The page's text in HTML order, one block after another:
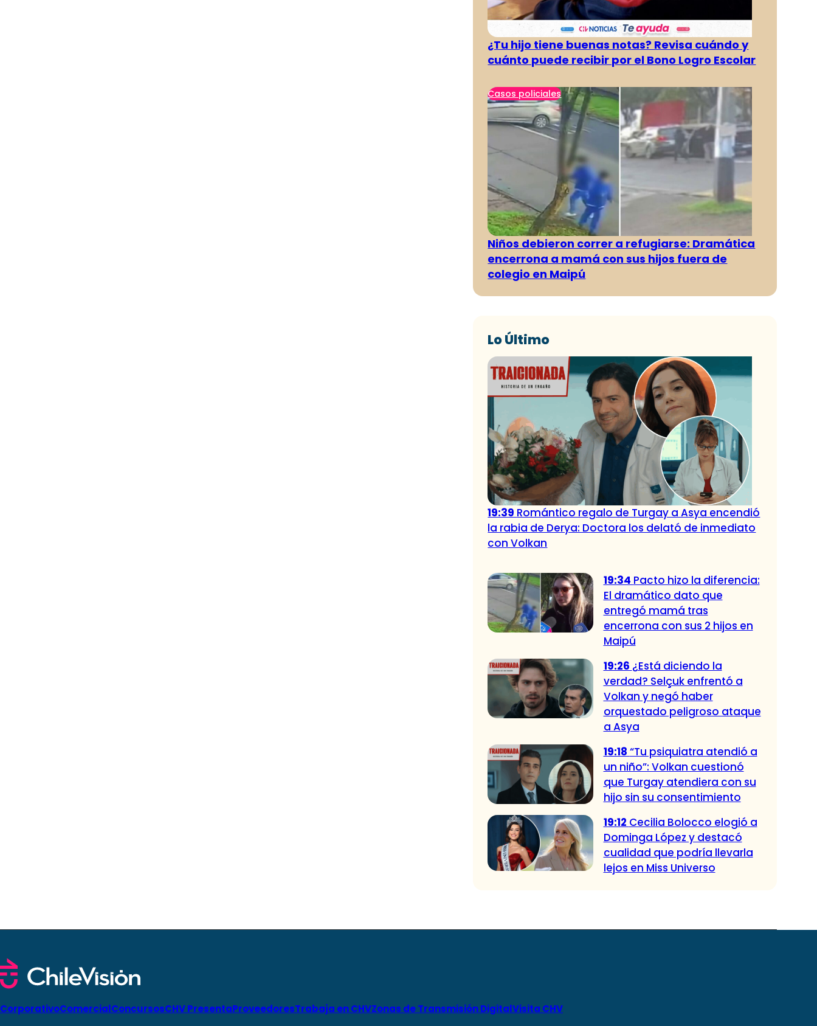
¿Tu hijo tiene buenas notas? Revisa cuándo y
cuánto puede recibir por el Bono Logro Escolar
Casos policiales
Niños debieron correr a refugiarse: Dramática
encerrona a mamá con sus hijos fuera de
colegio en Maipú
Lo Último
19:39 Romántico regalo de Turgay a Asya encendió
la rabia de Derya: Doctora los delató de inmediato
con Volkan
19:34 Pacto hizo la diferencia:
El dramático dato que
entregó mamá tras
encerrona con sus 2 hijos en
Maipú
19:26 ¿Está diciendo la
verdad? Selçuk enfrentó a
Volkan y negó haber
orquestado peligroso ataque
a Asya
19:18 “Tu psiquiatra atendió a
un niño”: Volkan cuestionó
que Turgay atendiera con su
hijo sin su consentimiento
19:12 Cecilia Bolocco elogió a
Dominga López y destacó
cualidad que podría llevarla
lejos en Miss Universo
CorporativoComercialConcursosCHV PresentaProveedoresTrabaja en CHVZonas de Transmisión DigitalVisita CHV